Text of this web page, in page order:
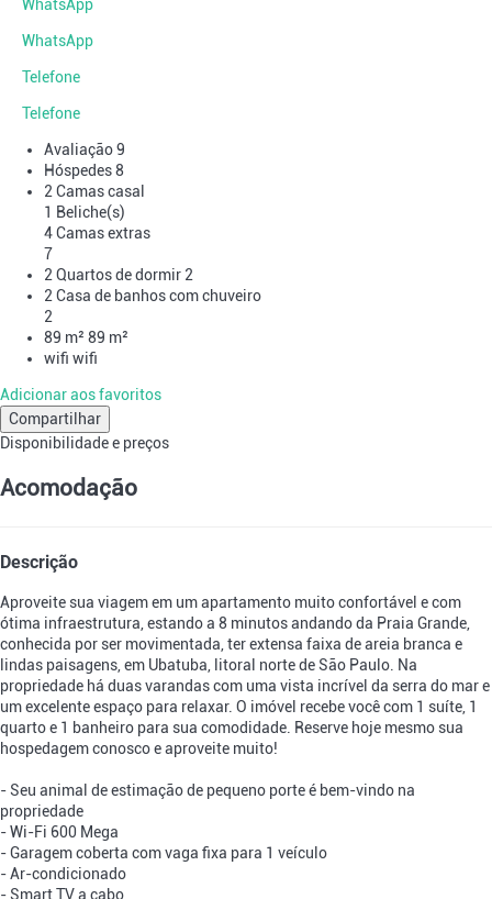
WhatsApp
WhatsApp
Telefone
Telefone
Avaliação9
Hóspedes8
2 Camas casal
1 Beliche(s)
4 Camas extras
7
2 Quartos de dormir 2
2 Casa de banhos com chuveiro
2
89 m² 89 m²
wifi wifi
Adicionar aos favoritos
Compartilhar
Disponibilidade e preços
Acomodação
Descrição
Aproveite sua viagem em um apartamento muito confortável e com
ótima infraestrutura, estando a 8 minutos andando da Praia Grande,
conhecida por ser movimentada, ter extensa faixa de areia branca e
lindas paisagens, em Ubatuba, litoral norte de São Paulo. Na
propriedade há duas varandas com uma vista incrível da serra do mar e
um excelente espaço para relaxar. O imóvel recebe você com 1 suíte, 1
quarto e 1 banheiro para sua comodidade. Reserve hoje mesmo sua
hospedagem conosco e aproveite muito!
- Seu animal de estimação de pequeno porte é bem-vindo na
propriedade
- Wi-Fi 600 Mega
- Garagem coberta com vaga fixa para 1 veículo
- Ar-condicionado
- Smart TV a cabo